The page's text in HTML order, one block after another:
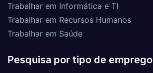
Trabalhar em Informática e TI
Trabalhar em Recursos Humanos
Trabalhar em Saúde
Pesquisa por tipo de emprego